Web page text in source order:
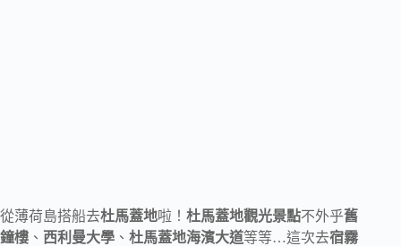
從薄荷島搭船去杜馬蓋地啦！ 杜馬蓋地觀光景點不外乎舊
鐘樓 、 西利曼大學 、 杜馬蓋地海濱大道等等…這次去宿霧